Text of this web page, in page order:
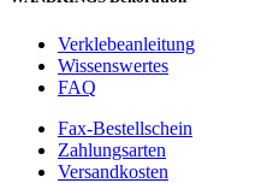
Verklebeanleitung
Wissenswertes
FAQ
Fax-Bestellschein
Zahlungsarten
Versandkosten